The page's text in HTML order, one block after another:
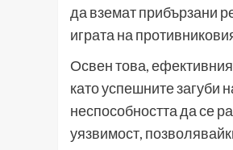
да вземат прибързани
играта на
Освен това,
като успешните загуби
неспособността да се
уязвимост,